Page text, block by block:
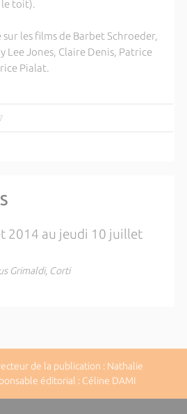
le toit).
les films de Barbet Schroeder,
Lee Jones, Claire Denis, Patrice
Pialat.
2014 au jeudi 10 juillet
Grimaldi, Corti
de la publication : Nathalie
éditorial : Céline DAMI